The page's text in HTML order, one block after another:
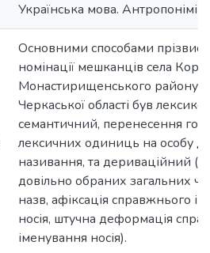
Українська мова.
Основними способами
номінації мешканців села
Монастирищенського району
Черкаської області був лексико-
семантичний, перенесення
лексичних одиниць на особу
називання, та дериваційний
довільно обраних загальних
назв, афіксація справжнього
носія, штучна деформація
іменування носія).